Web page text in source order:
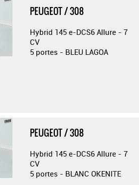
PEUGEOT / 308
Hybrid 145 e-DCS6 Allure - 7
CV
5 portes - BLEU LAGOA
PEUGEOT / 308
Hybrid 145 e-DCS6 Allure - 7
CV
5 portes - BLANC OKENITE